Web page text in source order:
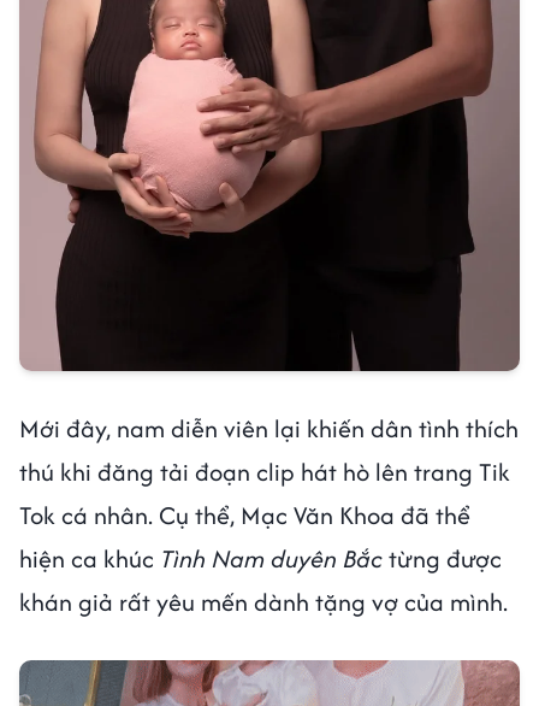
Mới đây, nam diễn viên lại khiến dân tình thích
thú khi đăng tải đoạn clip hát hò lên trang Tik
Tok cá nhân. Cụ thể, Mạc Văn Khoa đã thể
hiện ca khúc Tình Nam duyên Bắctừng được
khán giả rất yêu mến dành tặng vợ của mình.